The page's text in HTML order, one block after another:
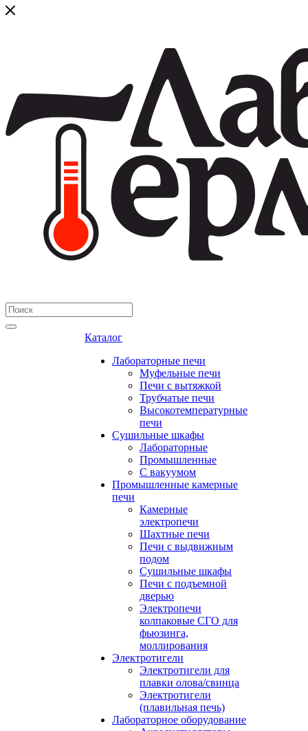
Каталог
Лабораторные печи
Муфельные печи
Печи с вытяжкой
Трубчатые печи
Высокотемпературные
печи
Сушильные шкафы
Лабораторные
Промышленные
С вакуумом
Промышленные камерные
печи
Камерные
электропечи
Шахтные печи
Печи с выдвижным
подом
Сушильные шкафы
Печи с подъемной
дверью
Электропечи
колпаковые СГО для
фьюзинга,
моллирования
Электротигели
Электротигели для
плавки олова/свинца
Электротигели
(плавильная печь)
Лабораторное оборудование